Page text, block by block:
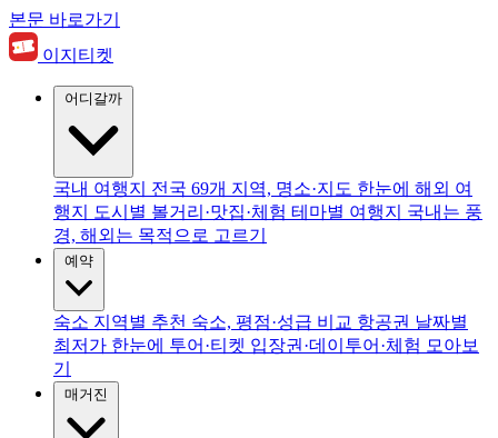
본문 바로가기
이지티켓
국내 여행지 전국 69개 지역, 명소·지도 한눈에 해외 여
행지
도시별 볼거리·맛집·체험 테마별 여행지
국내는 풍
경, 해외는 목적으로 고르기
숙소 지역별 추천 숙소, 평점·성급 비교 항공권 날짜별
최저가 한눈에 투어·티켓 입장권·데이투어·체험 모아보
기